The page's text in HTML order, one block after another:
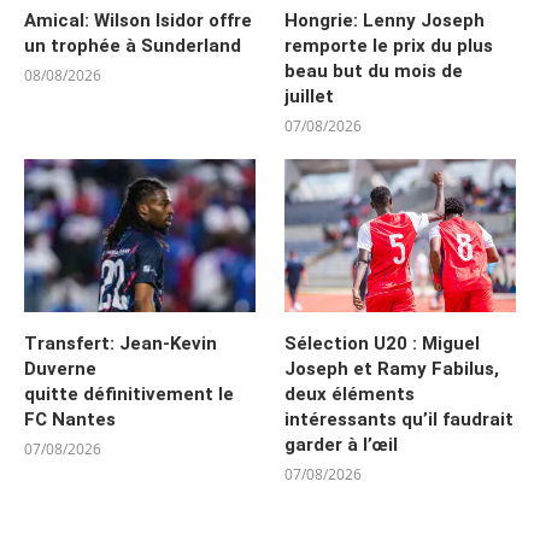
Amical: Wilson Isidor offre
un trophée à Sunderland
08/08/2026
Hongrie: Lenny Joseph
remporte le prix du plus
beau but du mois de
juillet
07/08/2026
Transfert: Jean-Kevin
Duverne
quitte définitivement le
FC Nantes
07/08/2026
Sélection U20 : Miguel
Joseph et Ramy Fabilus,
deux éléments
intéressants qu’il faudrait
garder à l’œil
07/08/2026